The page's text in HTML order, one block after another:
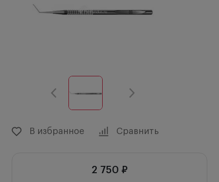
В избранное Сравнить
2 750 ₽